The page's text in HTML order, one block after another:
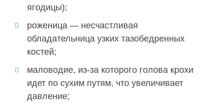
ягодицы);
роженица — несчастливая
обладательница узких тазобедренных
костей;
маловодие, из-за которого голова крохи
идет по сухим путям, что увеличивает
давление;